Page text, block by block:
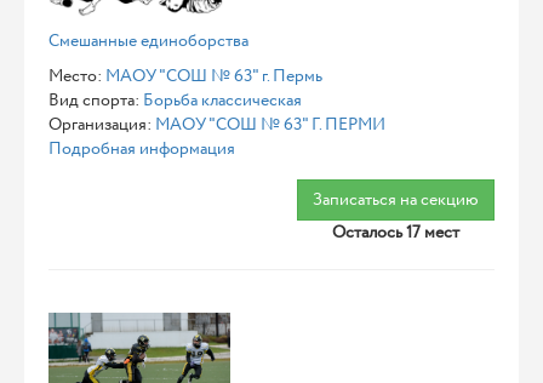
Смешанные единоборства
Место: МАОУ "СОШ № 63" г. Пермь
Вид спорта: Борьба классическая
Организация: МАОУ "СОШ № 63" Г. ПЕРМИ
Подробная информация
Записаться на секцию
Осталось 17 мест